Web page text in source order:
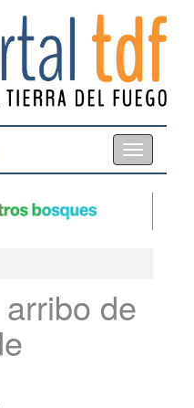
Toggle
navigation
de